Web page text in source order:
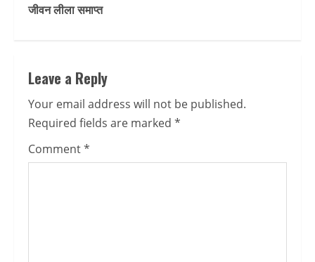
जीवन लीला समाप्त
Leave a Reply
Your email address will not be published.
Required fields are marked *
Comment*